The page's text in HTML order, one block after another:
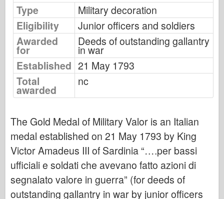
Dnepromodel ( Dnepromodel )
Dragon
Eduard
E.T. Model
Drobne formy
Siły Waleczności
Hasegawa
Heller
Modele IBG
Icm
Type
Military decoration
Eligibility
Junior officers and soldiers
Awarded
for
Deeds of outstanding gallantry
in war
Established 21 May 1793
Total
awarded
nc
The Gold Medal of Military Valor is an Italian
medal established on 21 May 1793 by King
Victor Amadeus III of Sardinia “….per bassi
ufficiali e soldati che avevano fatto azioni di
segnalato valore in guerra” (for deeds of
outstanding gallantry in war by junior officers